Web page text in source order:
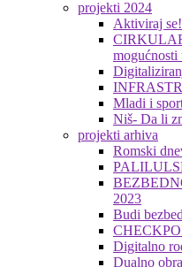
projekti 2024
Aktiviraj se!
mogućnosti
Mladi i
Niš- Da li
projekti arhiva
Romski
2023
Budi
Digitalno
Dualno